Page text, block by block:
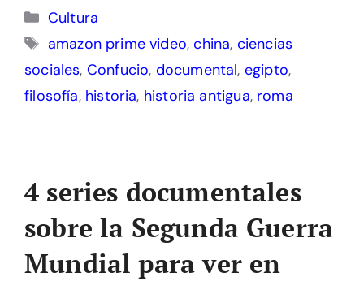
Categorías
Cultura
Etiquetas
amazon prime video,china, ciencias
sociales, Confucio, documental, egipto,
filosofía, historia, historia antigua, roma
4 series documentales
sobre la Segunda Guerra
Mundial para ver en